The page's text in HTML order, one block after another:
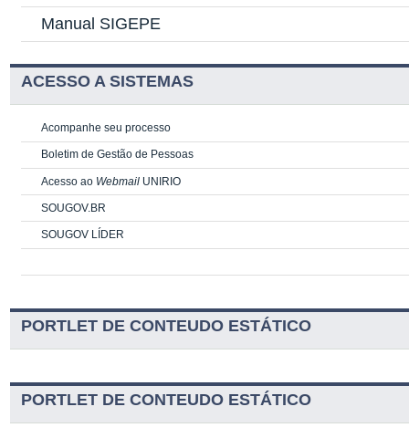
Manual SIGEPE
ACESSO A SISTEMAS
Acompanhe seu processo
Boletim de Gestão de Pessoas
Acesso ao Webmail UNIRIO
SOUGOV.BR
SOUGOV LÍDER
PORTLET DE CONTEUDO ESTÁTICO
PORTLET DE CONTEUDO ESTÁTICO